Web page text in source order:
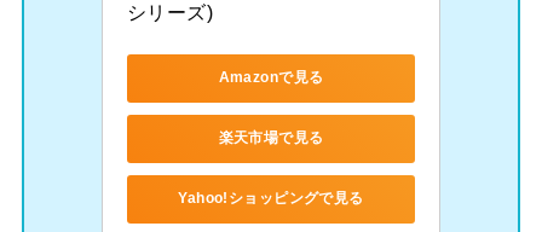
シリーズ)
Amazonで見る
楽天市場で見る
Yahoo!ショッピングで見る